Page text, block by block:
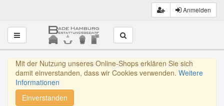
Anmelden
Toggle navigation
Mit der Nutzung unseres Online-Shops erklären Sie sich
damit einverstanden, dass wir Cookies verwenden. Weitere
Informationen
Einverstanden